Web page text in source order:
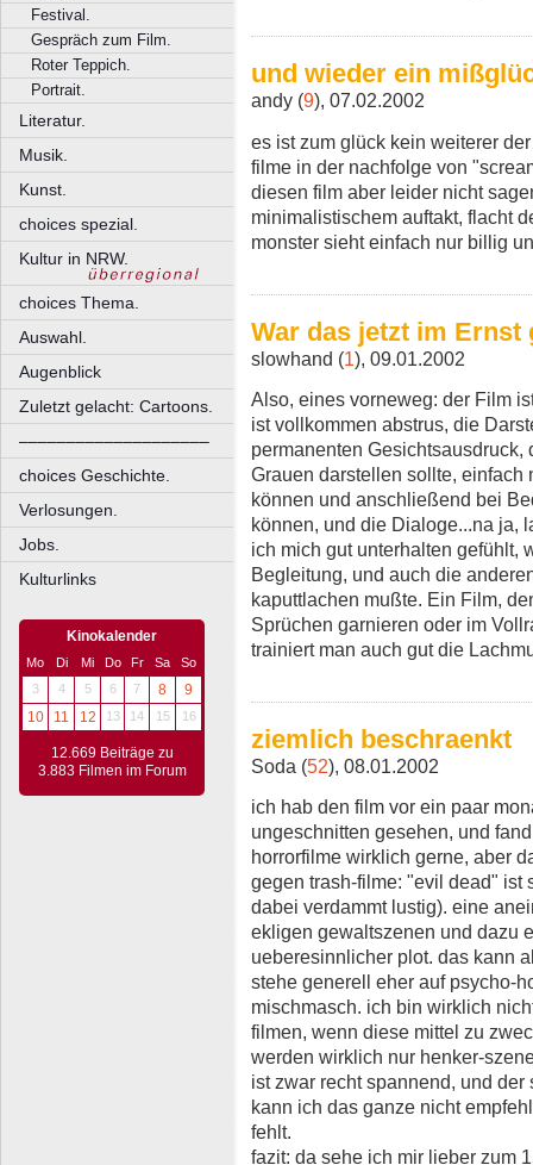
Festival.
Gespräch zum Film.
Roter Teppich.
Portrait.
Literatur.
Musik.
Kunst.
choices spezial.
Kultur in NRW.
choices Thema.
Auswahl.
Augenblick
Zuletzt gelacht: Cartoons.
––––––––––––––––––––
choices Geschichte.
Verlosungen.
Jobs.
Kulturlinks
Kinokalender
Mo Di Mi Do Fr Sa
So
3
4 5 6 7 8
9
10
11 12 13 14 15 16
12.669 Beiträge zu
3.883 Filmen im Forum
und wieder ein
andy (9), 07.02.2002
es ist zum glück kein weiterer
filme in der nachfolge von
diesen film aber leider nicht
minimalistischem auftakt, flacht
monster sieht einfach nur billig
War das jetzt im Ernst
slowhand (1), 09.01.2002
Also, eines vorneweg: der Film
ist vollkommen abstrus, die
permanenten
Grauen darstellen sollte,
können und anschließend bei
können, und die Dialoge...na ja,
ich mich gut unterhalten gefühlt,
Begleitung, und auch die
kaputtlachen mußte. Ein Film,
Sprüchen garnieren oder im
trainiert man auch gut die
ziemlich beschraenkt
Soda (52), 08.01.2002
ich hab den film vor ein paar
ungeschnitten gesehen, und
horrorfilme wirklich gerne, aber
gegen trash-filme: "evil dead" ist
dabei verdammt lustig). eine
ekligen gewaltszenen und dazu
ueberesinnlicher plot. das kann
stehe generell eher auf psycho-
mischmasch. ich bin wirklich
filmen, wenn diese mittel zu
werden wirklich nur henker-
ist zwar recht spannend, und
kann ich das ganze nicht
fehlt.
fazit: da sehe ich mir lieber zum